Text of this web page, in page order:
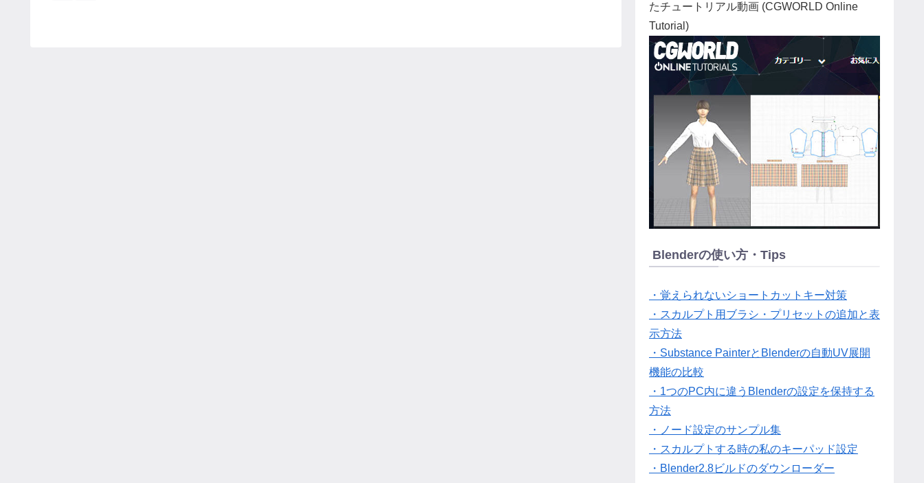
たチュートリアル動画 (CGWORLD Online
Tutorial)
Blenderの使い方・Tips
・覚えられないショートカットキー対策
・スカルプト用ブラシ・プリセットの追加と表
示方法
・Substance PainterとBlenderの自動UV展開
機能の比較
・1つのPC内に違うBlenderの設定を保持する
方法
・ノード設定のサンプル集
・スカルプトする時の私のキーパッド設定
・Blender2.8ビルドのダウンローダー